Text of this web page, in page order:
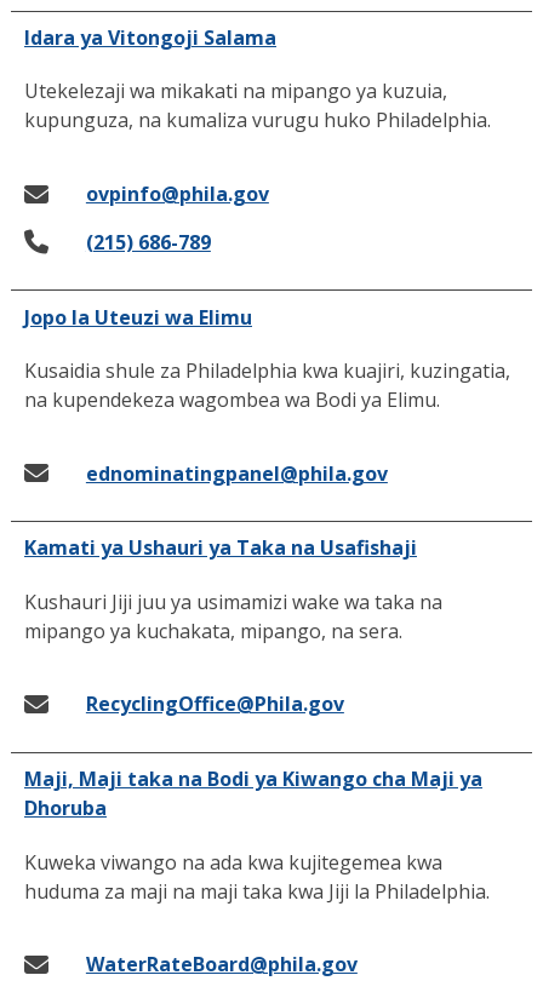
Idara ya Vitongoji Salama
Utekelezaji wa mikakati na mipango ya kuzuia,
kupunguza, na kumaliza vurugu huko Philadelphia.
ovpinfo@phila.gov
(215) 686-789
Jopo la Uteuzi wa Elimu
Kusaidia shule za Philadelphia kwa kuajiri, kuzingatia,
na kupendekeza wagombea wa Bodi ya Elimu.
ednominatingpanel@phila.gov
Kamati ya Ushauri ya Taka na Usafishaji
Kushauri Jiji juu ya usimamizi wake wa taka na
mipango ya kuchakata, mipango, na sera.
RecyclingOffice@Phila.gov
Maji, Maji taka na Bodi ya Kiwango cha Maji ya
Dhoruba
Kuweka viwango na ada kwa kujitegemea kwa
huduma za maji na maji taka kwa Jiji la Philadelphia.
WaterRateBoard@phila.gov